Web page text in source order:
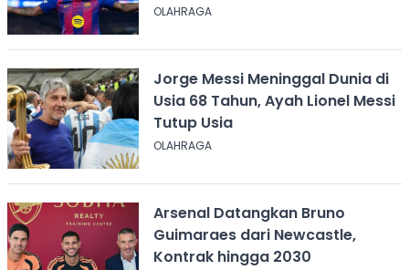
OLAHRAGA
Jorge Messi Meninggal Dunia di
Usia 68 Tahun, Ayah Lionel Messi
Tutup Usia
OLAHRAGA
Arsenal Datangkan Bruno
Guimaraes dari Newcastle,
Kontrak hingga 2030